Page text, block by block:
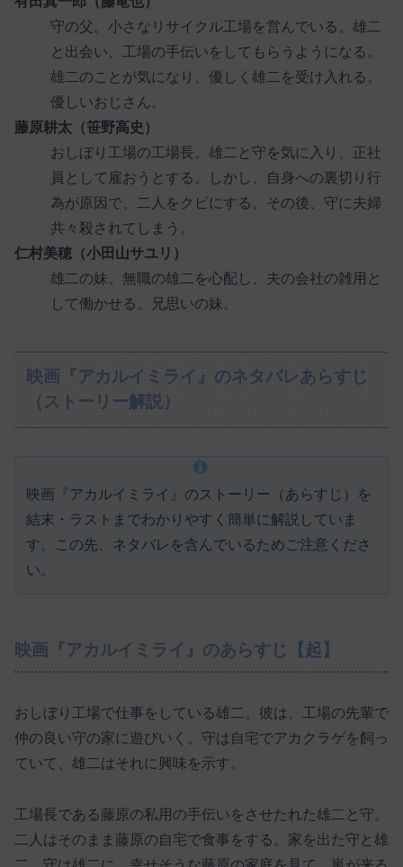
守の父。小さなリサイクル工場を営んでいる。雄二
と出会い、工場の手伝いをしてもらうようになる。
雄二のことが気になり、優しく雄二を受け入れる。
優しいおじさん。
藤原耕太（笹野高史）
おしぼり工場の工場長。雄二と守を気に入り、正社
員として雇おうとする。しかし、自身への裏切り行
為が原因で、二人をクビにする。その後、守に夫婦
共々殺されてしまう。
仁村美穂（小田山サユリ）
雄二の妹。無職の雄二を心配し、夫の会社の雑用と
して働かせる。兄思いの妹。
映画『アカルイミライ』のネタバレあらすじ
（ストーリー解説）
映画『アカルイミライ』のストーリー（あらすじ）を
結末・ラストまでわかりやすく簡単に解説していま
す。この先、ネタバレを含んでいるためご注意くださ
い。
映画『アカルイミライ』のあらすじ【起】
おしぼり工場で仕事をしている雄二。彼は、工場の先輩で
仲の良い守の家に遊びいく。守は自宅でアカクラゲを飼っ
ていて、雄二はそれに興味を示す。
工場長である藤原の私用の手伝いをさせたれた雄二と守。
二人はそのまま藤原の自宅で食事をする。家を出た守と雄